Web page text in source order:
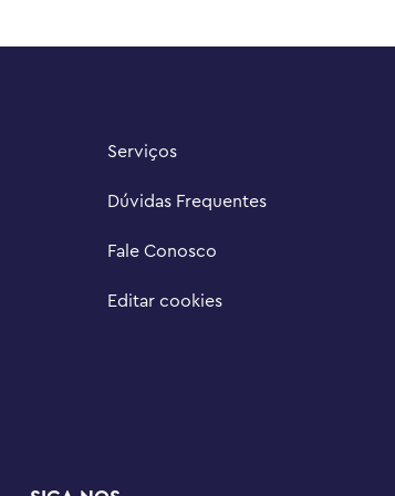
Serviços
Dúvidas Frequentes
Fale Conosco
Editar cookies